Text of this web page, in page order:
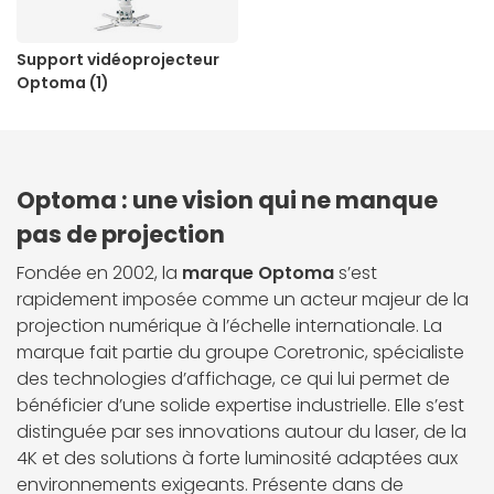
Support vidéoprojecteur
Optoma (1)
Optoma : une vision qui ne manque
pas de projection
Fondée en 2002, la marque Optomas’est
rapidement imposée comme un acteur majeur de la
projection numérique à l’échelle internationale. La
marque fait partie du groupe Coretronic, spécialiste
des technologies d’affichage, ce qui lui permet de
bénéficier d’une solide expertise industrielle. Elle s’est
distinguée par ses innovations autour du laser, de la
4K et des solutions à forte luminosité adaptées aux
environnements exigeants. Présente dans de